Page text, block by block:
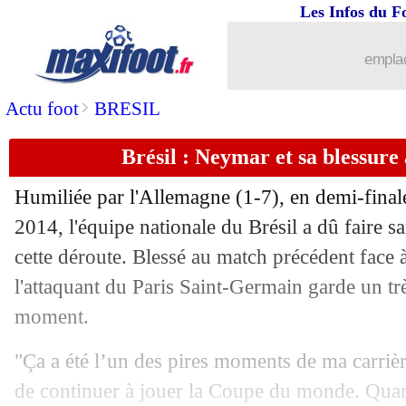
Actu foot> BRESIL
Les Infos du
Brésil : Neymar et sa
Humiliée par l'Allemagne (1-7), en demi-
2014, l'équipe nationale du Brésil a dû faire
cette déroute. Blessé au match précédent
l'attaquant du Paris Saint-Germain garde un
moment.
"Ça a été l’un des pires moments de ma
de continuer à jouer la Coupe du monde.
: Neymar, le constat de Jussiê
13/10 Maroc: Halilhodzic "dégoûté" après
13/10 PSG: douche froide pour Ramos
Barça: Pedri, la clause à un milliard !
13/10 L1: un Boxing Day en 2022-2023 !
13/10 Angleterre: Southgate défend Kane
13/10 Dortmund
13/10 Lille: son mercato, la confidence de